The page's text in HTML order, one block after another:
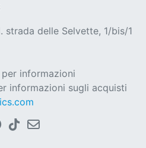
strada delle Selvette, 1/bis/1
informazioni
informazioni sugli acquisti